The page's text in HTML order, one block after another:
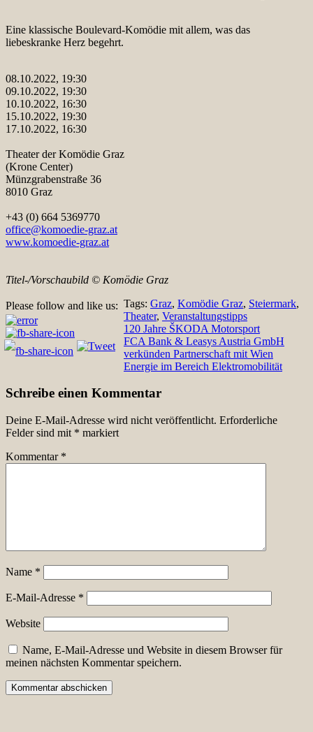
Eine klassische Boulevard-Komödie mit allem, was das
liebeskranke Herz begehrt.
08.10.2022, 19:30
09.10.2022, 19:30
10.10.2022, 16:30
15.10.2022, 19:30
17.10.2022, 16:30
Theater der Komödie Graz
(Krone Center)
Münzgrabenstraße 36
8010 Graz
+43 (0) 664 5369770
office@komoedie-graz.at
www.komoedie-graz.at
Titel-/Vorschaubild © Komödie Graz
Please follow and like us: Tags: Graz, Komödie Graz, Steiermark,
Theater, Veranstaltungstipps
Beitragsnavigation120 Jahre ŠKODA Motorsport
FCA Bank & Leasys Austria GmbH
verkünden Partnerschaft mit Wien
Energie im Bereich Elektromobilität
Schreibe einen Kommentar
Deine E-Mail-Adresse wird nicht veröffentlicht. Erforderliche
Felder sind mit * markiert
Kommentar *
Name *
E-Mail-Adresse *
Website
Name, E-Mail-Adresse und Website in diesem Browser für
meinen nächsten Kommentar speichern.